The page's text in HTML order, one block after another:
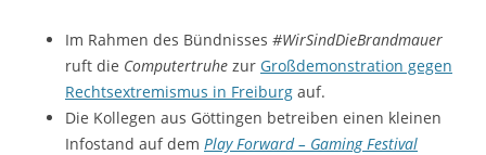
Im Rahmen des Bündnisses #WirSindDieBrandmauer
ruft die Computertruhe zur Großdemonstration gegen
Rechtsextremismus in Freiburg auf.
Die Kollegen aus Göttingen betreiben einen kleinen
Infostand auf dem Play Forward – Gaming Festival